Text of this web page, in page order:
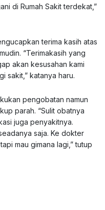
di Rumah Sakit terdekat,”
terima kasih atas
“Terimakasih yang
akan kesusahan kami
sakit,” katanya haru.
pengobatan namun
parah. “Sulit obatnya
juga penyakitnya.
saja. Ke dokter
mau gimana lagi,” tutup